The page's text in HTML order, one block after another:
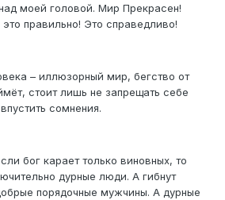
моей головой. Мир Прекрасен!
правильно! Это справедливо!
– иллюзорный мир, бегство от
стоит лишь не запрещать себе
сомнения.
бог карает только виновных, то
дурные люди. А гибнут
порядочные мужчины. А дурные